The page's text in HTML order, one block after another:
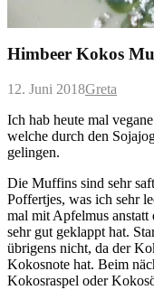
Himbeer Kokos
12. Juni 2018Greta
Ich hab heute mal
welche durch den
gelingen.
Die Muffins sind sehr
Poffertjes, was ich sehr
mal mit Apfelmus anstatt
sehr gut geklappt hat.
übrigens nicht, da der
Kokosnote hat. Beim
Kokosraspel oder